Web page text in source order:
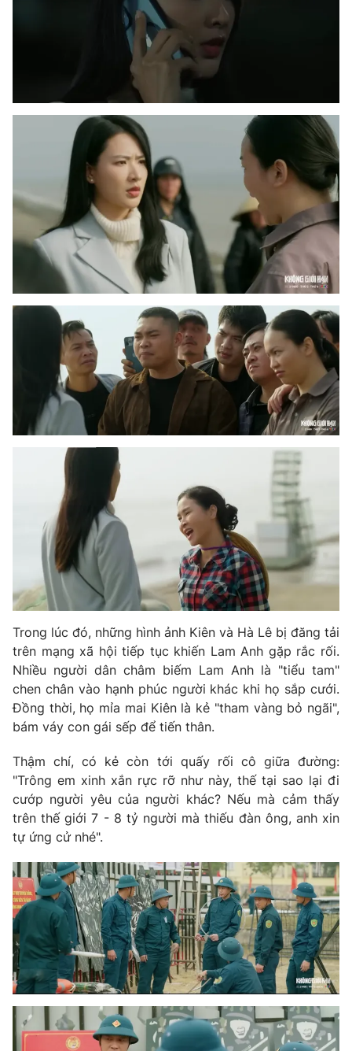
Infographic
Shorts video
VTV Sức khoẻ Bất động sản
Thị trường 24h Tấm lòng Việt
VTV4 Vươn mình bằng AI
VTV9 VTV8
Liên hệ tòa soạn English
THỜI BÁO VTV
Theo dõi báo trên
Cơ quan chủ quản:
Đài Truyền hình Việt Nam
Cơ quan báo chí: Thời báo VTV
Giấy phép hoạt động báo in và báo điện tử số 483/GP-BTTTT
cấp ngày 29/12/2023
Tổng Biên tập:
Vũ Thanh Thủy
Phó Tổng Biên tập:Nguyễn Thị Mỹ Hạnh, Phạm Quốc Thắng,
Nguyễn Trọng Ninh
Tổng đài VTV:024.38 355 931 - 024.38 355 932
Ðiện thoại Thời báo VTV:024.66 897 897
Email:toasoan@vtv.vn
® Cấm sao chép dưới mọi hình thức nếu không có sự chấp
thuận bằng văn bản. Ghi rõ nguồn VTV.vn khi phát hành lại
thông tin từ website này.
Trong lúc đó, những hình ảnh Kiên và Hà Lê bị đăng tải
trên mạng xã hội tiếp tục khiến Lam Anh gặp rắc rối.
Nhiều người dân châm biếm Lam Anh là "tiểu tam"
chen chân vào hạnh phúc người khác khi họ sắp cưới.
Đồng thời, họ mỉa mai Kiên là kẻ "tham vàng bỏ ngãi",
bám váy con gái sếp để tiến thân.
Thậm chí, có kẻ còn tới quấy rối cô giữa đường:
"Trông em xinh xắn rực rỡ như này, thế tại sao lại đi
cướp người yêu của người khác? Nếu mà cảm thấy
trên thế giới 7 - 8 tỷ người mà thiếu đàn ông, anh xin
tự ứng cử nhé".